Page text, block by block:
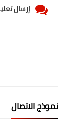
إرسال
نموذج الاتصال